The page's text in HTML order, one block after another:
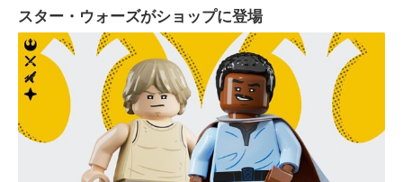
スター・ウォーズがショップに登場